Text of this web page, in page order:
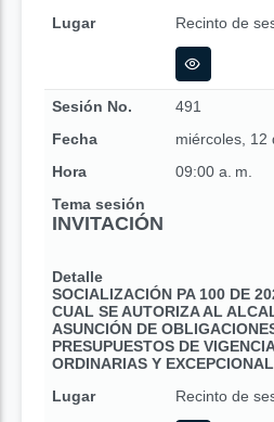
Lugar
Recinto de
Sesión No.
491
Fecha
miércoles, 12
Hora
09:00 a. m.
Tema sesión
INVITACIÓN
Detalle
SOCIALIZACIÓN PA 100 DE
CUAL SE AUTORIZA AL
ASUNCIÓN DE
PRESUPUESTOS DE
ORDINARIAS Y
Lugar
Recinto de